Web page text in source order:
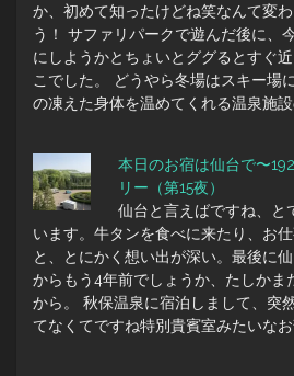
か、初めて知ったけどね笑なんて変
う！ サファリパークで遊んだ後に、
にしようかとちょいとググるとすぐ
こでした。 どうやら冬場はスキー場
の凍えた身体を温めてくれる温泉施設
本日のお宿は仙台で〜
リー（第15夜）
仙台と言えばですね、と
います。牛タンを食べに来たり、お
と、とにかく想い出が深い。最後に
からもう4年前でしょうか、たしかま
から。 秋保温泉に宿泊しまして、突
てなくてですね特別貴賓室みたいなお